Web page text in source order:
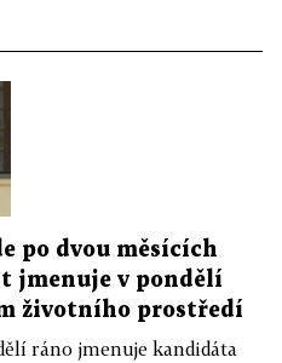
po dvou měsících
jmenuje v pondělí
životního prostředí
ráno jmenuje kandidáta